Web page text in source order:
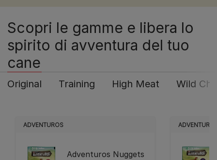
Scopri le gamme e libera lo
spirito di avventura del tuo
cane
Original Training High Meat Wild
ADVENTUROS
Adventuros Nuggets